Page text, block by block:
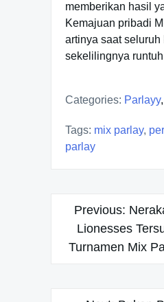
memberikan hasil
Kemajuan pribadi
artinya saat seluruh
sekelilingnya runtuh
Categories: Parlayy,
Tags: mix parlay,
parlay
Previous:
Lionesses
Turnamen Mix